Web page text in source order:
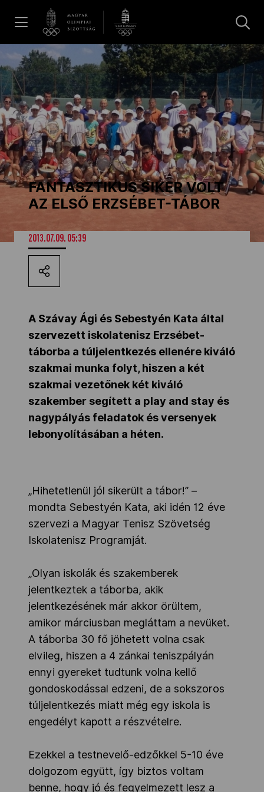
Hírek
Galéria
Dakar 2026
Los Angeles 2028
MOB
Kettőskarrier-program
NOB
Társszervezetek
OVEP
FANTASZTIKUS SIKER VOLT
AZ ELSŐ ERZSÉBET-TÁBOR
2013.07.09. 05:39
A Szávay Ági és Sebestyén Kata által
szervezett iskolatenisz Erzsébet-
táborba a túljelentkezés ellenére kiváló
szakmai munka folyt, hiszen a két
szakmai vezetőnek két kiváló
szakember segített a play and stay és
nagypályás feladatok és versenyek
lebonyolításában a héten.
„Hihetetlenül jól sikerült a tábor!” –
mondta Sebestyén Kata, aki idén 12 éve
szervezi a Magyar Tenisz Szövetség
Iskolatenisz Programját.
„Olyan iskolák és szakemberek
jelentkeztek a táborba, akik
jelentkezésének már akkor örültem,
amikor márciusban megláttam a nevüket.
A táborba 30 fő jöhetett volna csak
elvileg, hiszen a 4 zánkai teniszpályán
ennyi gyereket tudtunk volna kellő
gondoskodással edzeni, de a sokszoros
túljelentkezés miatt még egy iskola is
engedélyt kapott a részvételre.
Ezekkel a testnevelő-edzőkkel 5-10 éve
dolgozom együtt, így biztos voltam
benne, hogy jó és fegyelmezett lesz a